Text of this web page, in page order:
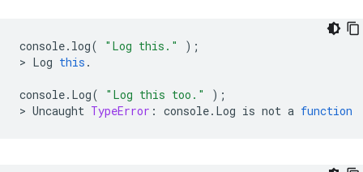
console. log( "Log this."
);
> Log this .
console. Log( "Log this too."
);
> Uncaught TypeError : console. Log is not a function